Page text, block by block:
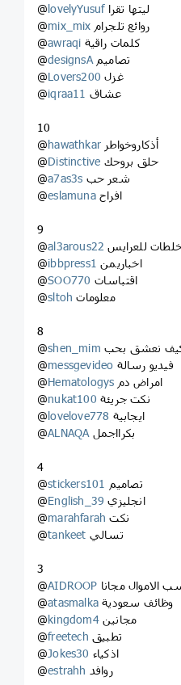
@ lovelyYusuf ليتها تقرا
@mix_mix روائع تلجرام
@awraqi كلمات راقية
@designsA تصاميم
@Lovers200 غزل
@iqraa11 عشاق
10
@hawathkar أذكاروخواطر
@Distinctive حلق بروحك
@a7as3s شعر حب
@eslamuna افراح
9
@al3arous22 للعرايس
@ibbpress1 اخباريمن
@SOO770 اقتباسات
@sltoh معلومات
8
@shen_mim نعشق بحب
@messgevideo فيديو رسالة
@Hematologys امراض دم
@nukat100 نكت جريئة
@ lovelove778 ايجابية
@ALNAQA بكرااجمل
4
@stickers101 تصاميم
@English_39 انجليزي
@marahfarah نكت
@tankeet تسالي
3
@AIDROOP الاموال مجانا
@atasmalka وظائف سعودية
@kingdom4 مجانين
@freetech ‎تطبيق
@Jokes30 اذكياء
@estrahh روافد